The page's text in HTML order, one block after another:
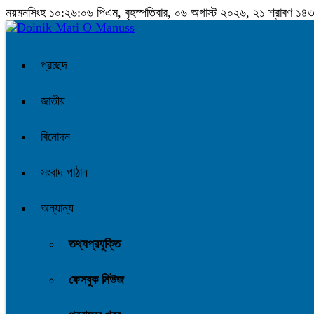
ময়মনসিংহ ১০:২৬:০৭ পিএম, বৃহস্পতিবার, ০৬ অগাস্ট ২০২৬, ২১ শ্রাবণ ১৪৩৩
প্রচ্ছদ
জাতীয়
বিনোদন
সংবাদ পাঠান
অন্যান্য
তথ্যপ্রযুক্তি
ফেসবুক নিউজ